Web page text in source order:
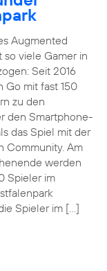
Augmented
viele Gamer in
Seit 2016
Go mit fast 150
zu den
den Smartphone-
das Spiel mit der
Community. Am
werden
Spieler im
Spieler im […]